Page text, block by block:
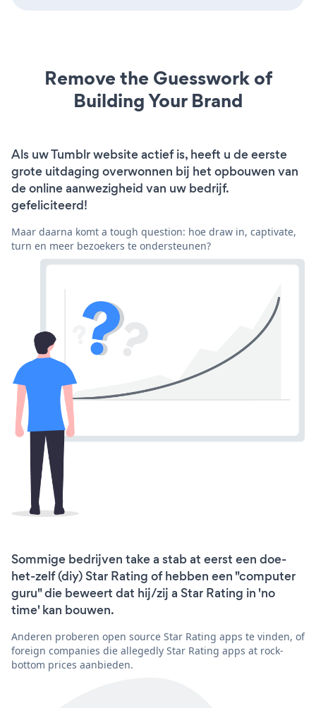
Remove the Guesswork of
Building Your Brand
Als uw Tumblr website actief is, heeft u de eerste
grote uitdaging overwonnen bij het opbouwen van
de online aanwezigheid van uw bedrijf.
gefeliciteerd!
Maar daarna komt a tough question: hoe draw in, captivate,
turn en meer bezoekers te ondersteunen?
Sommige bedrijven take a stab at eerst een doe-
het-zelf (diy) Star Rating of hebben een "computer
guru" die beweert dat hij/zij a Star Rating in 'no
time' kan bouwen.
Anderen proberen open source Star Rating apps te vinden, of
foreign companies die allegedly Star Rating apps at rock-
bottom prices aanbieden.